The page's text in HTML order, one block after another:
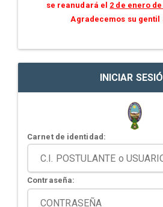
se reanudará el 2 de enero
Agradecemos su gentil
INICIAR
Carnet de identidad:
Contraseña: